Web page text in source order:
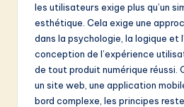
L
les utilisateurs exige plus qu’un
esthétique. Cela exige une
dans la psychologie, la logique et
conception de l’expérience
de tout produit numérique réussi.
un site web, une application
bord complexe, les principes